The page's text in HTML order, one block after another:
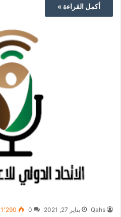
أكمل القراءة »
Qahs يناير 27, 2021 0 1٬290